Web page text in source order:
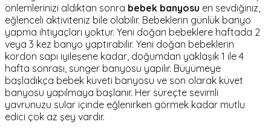
önlemlerinizi aldıktan sonra bebek banyosu en sevdiğiniz,
eğlenceli aktiviteniz bile olabilir. Bebeklerin günlük banyo
yapma ihtiyaçları yoktur. Yeni doğan bebeklere haftada 2
veya 3 kez banyo yaptırabilir. Yeni doğan bebeklerin
kordon sapı iyileşene kadar, doğumdan yaklaşık 1 ile 4
hafta sonrası, sünger banyosu yapılır. Büyümeye
başladıkça bebek küveti banyosu ve son olarak küvet
banyosu yapılmaya başlanır. Her süreçte sevimli
yavrunuzu sular içinde eğlenirken görmek kadar mutlu
edici çok az şey vardır.